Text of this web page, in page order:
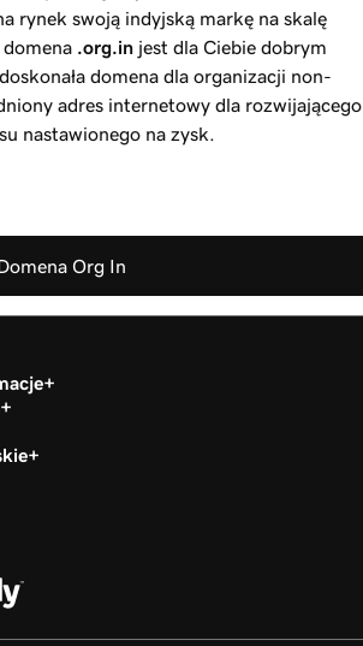
rynek swoją indyjską markę na skalę
.org.in jest dla Ciebie dobrym
domena dla organizacji non-
adres internetowy dla rozwijającego
nastawionego na zysk.
Org In